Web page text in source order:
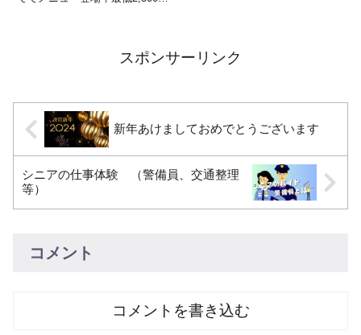
ないよね。ひる時なのにお客は私
一人、その時気づけよ！！笑
ま...
スポンサーリンク
新年あけましておめでとうございます
シニアの仕事体験 （警備員、交通整理
等）
コメント
コメントを書き込む